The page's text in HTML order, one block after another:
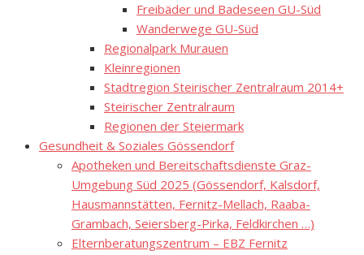
Freibäder und Badeseen GU-Süd
Wanderwege GU-Süd
Regionalpark Murauen
Kleinregionen
Stadtregion Steirischer Zentralraum 2014+
Steirischer Zentralraum
Regionen der Steiermark
Gesundheit & Soziales Gössendorf
Apotheken und Bereitschaftsdienste Graz-
Umgebung Süd 2025 (Gössendorf, Kalsdorf,
Hausmannstätten, Fernitz-Mellach, Raaba-
Grambach, Seiersberg-Pirka, Feldkirchen …)
Elternberatungszentrum – EBZ Fernitz